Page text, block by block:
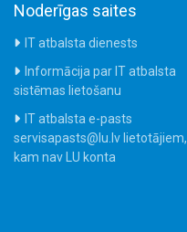
Noderīgas saites
IT atbalsta dienests
Informācija par IT atbalsta
sistēmas lietošanu
IT atbalsta e-pasts
servisapasts@lu.lv lietotājiem,
kam nav LU konta